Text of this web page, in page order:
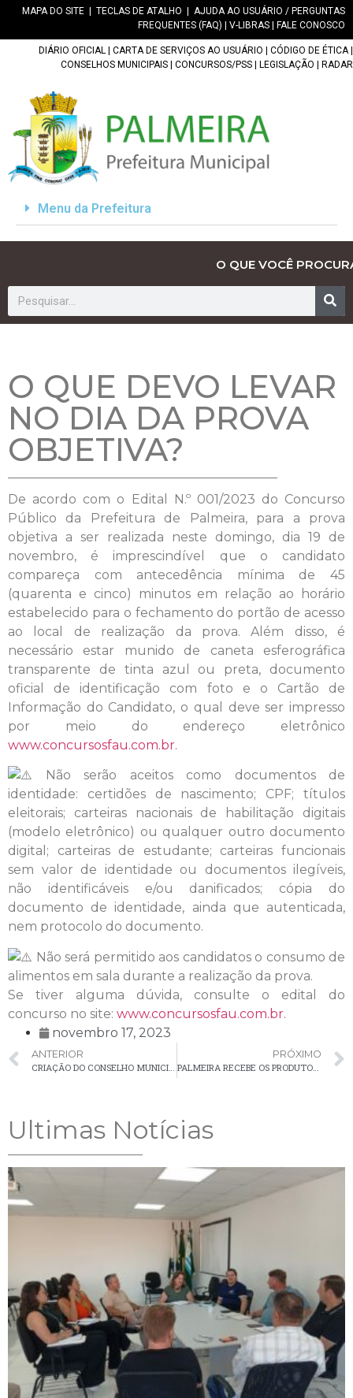
MAPA DO SITE TECLAS DE ATALHO
AJUDA AO USUÁRIO / PERGUNTAS
FREQUENTES (FAQ)
V-LIBRAS FALE CONOSCO
DIÁRIO OFICIAL CARTA DE SERVIÇOS AO USUÁRIO CÓDIGO DE ÉTICA|
CONSELHOS MUNICIPAIS
CONCURSOS/PSS LEGISLAÇÃO RADAR
Menu da Prefeitura
O QUE VOCÊ
O QUE DEVO LEVAR
NO DIA DA PROVA
OBJETIVA?
De acordo com o Edital N.º 001/2023 do Concurso
Público da Prefeitura de Palmeira, para a prova
objetiva a ser realizada neste domingo, dia 19 de
novembro, é imprescindível que o candidato
compareça com antecedência mínima de 45
(quarenta e cinco) minutos em relação ao horário
estabelecido para o fechamento do portão de acesso
ao local de realização da prova. Além disso, é
necessário estar munido de caneta esferográfica
transparente de tinta azul ou preta, documento
oficial de identificação com foto e o Cartão de
Informação do Candidato, o qual deve ser impresso
por meio do endereço eletrônico
www.concursosfau.com.br.
Não serão aceitos como documentos de
identidade: certidões de nascimento; CPF; títulos
eleitorais; carteiras nacionais de habilitação digitais
(modelo eletrônico) ou qualquer outro documento
digital; carteiras de estudante; carteiras funcionais
sem valor de identidade ou documentos ilegíveis,
não identificáveis e/ou danificados; cópia do
documento de identidade, ainda que autenticada,
nem protocolo do documento.
Não será permitido aos candidatos o consumo de
alimentos em sala durante a realização da prova.
Se tiver alguma dúvida, consulte o edital do
concurso no site: www.concursosfau.com.br.
novembro 17, 2023
ANTERIOR
PRÓXIMO
PALMEIRA RECEBE OS PRODUTOS DA REVISÃO DO PLANO MUNICIPAL DE MOBILIDADE
Ultimas Notícias